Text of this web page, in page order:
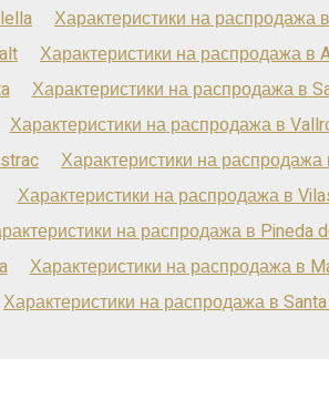
Характеристики на распродажа
Характеристики на распродажа в
Характеристики на распродажа в
Характеристики на распродажа в
Характеристики на распродажа
Характеристики на распродажа в
на распродажа в Pineda
Характеристики на распродажа в
Характеристики на распродажа в